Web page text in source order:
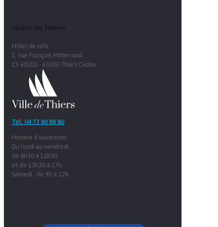
Hôtel de ville
1, rue François Mitterrand
CS 60201 - 63300 Thiers Cedex
Tél. 04 73 80 88 80
Horaire d'ouverture:
Du lundi au vendredi
de 8h30 à 12h30
et de 13h30 à 17h
Samedi : de 9h à 12h